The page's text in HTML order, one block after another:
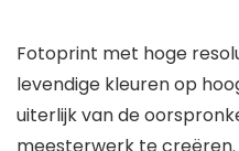
Fotoprint met hoge
levendige kleuren op
uiterlijk van de